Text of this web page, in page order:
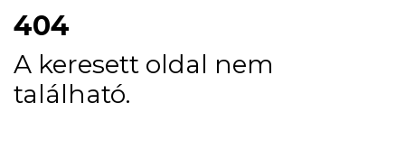
404
A keresett oldal nem
található.